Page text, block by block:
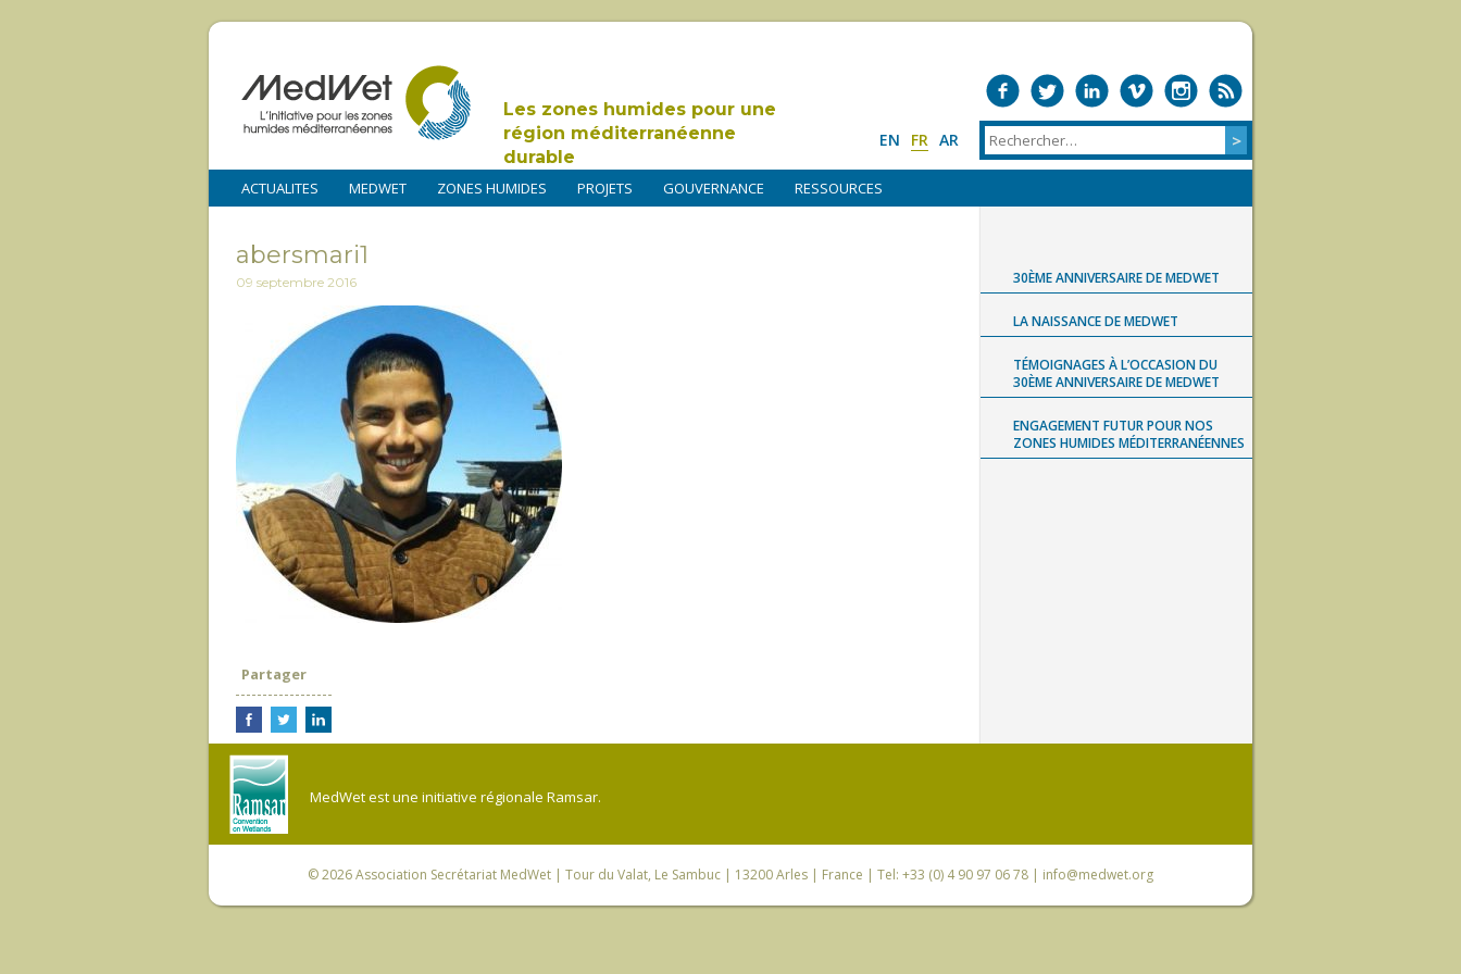
Les zones humides pour une
région méditerranéenne
durable
EN FR AR
ACTUALITES MEDWET ZONES HUMIDES PROJETS GOUVERNANCE RESSOURCES
abersmari1
09 septembre 2016
Partager
30ÈME ANNIVERSAIRE DE MEDWET
LA NAISSANCE DE MEDWET
TÉMOIGNAGES À L’OCCASION DU
30ÈME ANNIVERSAIRE DE MEDWET
ENGAGEMENT FUTUR POUR NOS
ZONES HUMIDES MÉDITERRANÉENNES
MedWet est une initiative régionale Ramsar.
© 2026Association Secrétariat MedWet | Tour du Valat, Le Sambuc | 13200 Arles | France | Tel: +33 (0) 4 90 97 06 78 | info@medwet.org